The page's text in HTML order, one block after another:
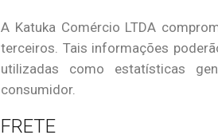
A Katuka Comércio LTDA
terceiros. Tais informações
utilizadas como estatísticas
consumidor.
FRETE